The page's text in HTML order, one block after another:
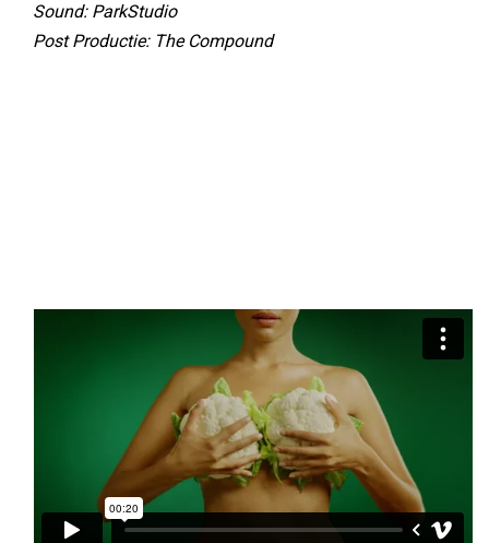
Sound: ParkStudio
Post Productie: The Compound